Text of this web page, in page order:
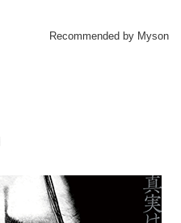
Recommended by Myson